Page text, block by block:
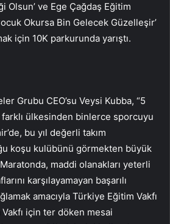
Olsun’ ve Ege Çağdaş Eğitim
Okursa Bin Gelecek Güzelleşir’
için 10K parkurunda yarıştı.
Grubu CEO’su Veysi Kubba, “5
farklı ülkesinden binlerce sporcuyu
bu yıl değerli takım
koşu kulübünü görmekten büyük
maddi olanakları yeterli
karşılayamayan başarılı
amacıyla Türkiye Eğitim Vakfı
için ter döken mesai